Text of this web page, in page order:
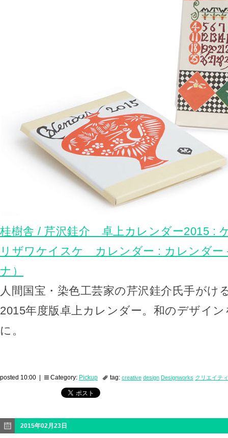
桂樹舎 / 芹沢銈介 卓上カレンダー2015 :
リザワケイスケ カレンダー : カレンダー
ナ）
人間国宝・染色工芸家の芹沢銈介氏手がけ
2015年度版卓上カレンダー。和のデザイ
に。
posted 10:00 | Category: Pickup tag: creative design Designworks クリエイテ
2015年02月23日